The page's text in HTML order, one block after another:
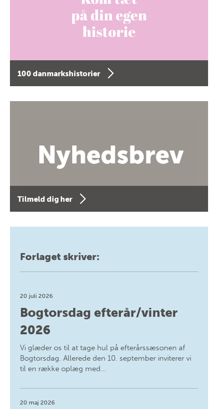
100 danmarkshistorier
Tilmeld dig her
Forlaget skriver:
20 juli 2026
Bogtorsdag efterår/vinter
2026
Vi glæder os til at tage hul på efterårssæsonen af
Bogtorsdag. Allerede den 10. september inviterer vi
til en række oplæg med…
20 maj 2026